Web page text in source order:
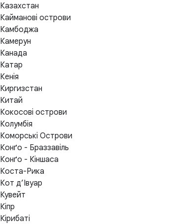
Казахстан
Кайманові острови
Камбоджа
Камерун
Канада
Катар
Кенія
Киргизстан
Китай
Кокосові острови
Колумбія
Коморські Острови
Конґо - Браззавіль
Конґо - Кіншаса
Коста-Рика
Кот д’Івуар
Кувейт
Кіпр
Кірибаті